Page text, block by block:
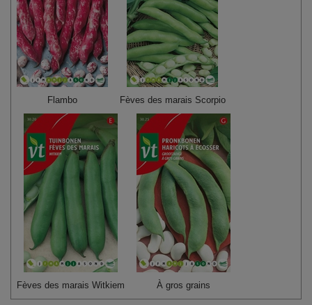
Flambo Fèves des marais Scorpio
Fèves des marais Witkiem À gros grains